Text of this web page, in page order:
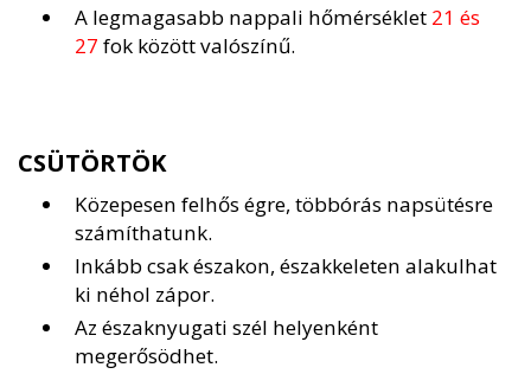
A legmagasabb nappali hőmérséklet 21 és
27 fok között valószínű.
CSÜTÖRTÖK
Közepesen felhős égre, többórás napsütésre
számíthatunk.
Inkább csak északon, északkeleten alakulhat
ki néhol zápor.
Az északnyugati szél helyenként
megerősödhet.